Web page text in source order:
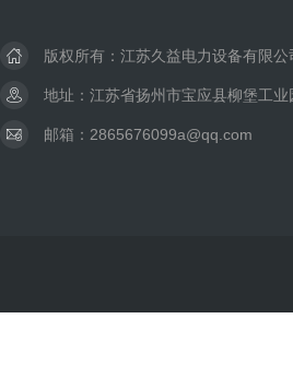
版权所有：江苏久益电力设备有限公
地址：江苏省扬州市宝应县柳堡工业
邮箱：2865676099a@qq.com